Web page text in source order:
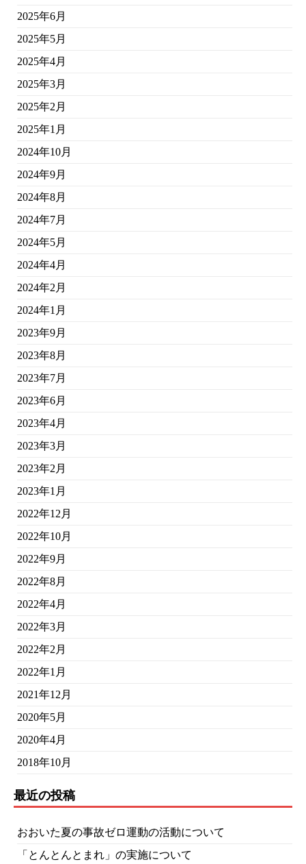
2025年6月
2025年5月
2025年4月
2025年3月
2025年2月
2025年1月
2024年10月
2024年9月
2024年8月
2024年7月
2024年5月
2024年4月
2024年2月
2024年1月
2023年9月
2023年8月
2023年7月
2023年6月
2023年4月
2023年3月
2023年2月
2023年1月
2022年12月
2022年10月
2022年9月
2022年8月
2022年4月
2022年3月
2022年2月
2022年1月
2021年12月
2020年5月
2020年4月
2018年10月
最近の投稿
おおいた夏の事故ゼロ運動の活動について
「とんとんとまれ」の実施について